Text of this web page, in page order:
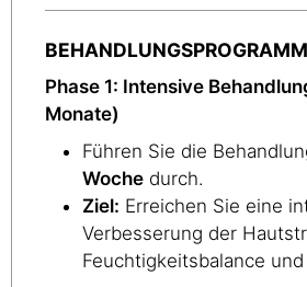
BEHANDLUNGSPROGRAMM
Phase 1: Intensive
Monate)
Führen Sie die
Woche durch.
Ziel: Erreichen Sie eine
Verbesserung der
Feuchtigkeitsbalance